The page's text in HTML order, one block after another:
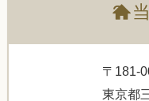
?
〒181-
東京都